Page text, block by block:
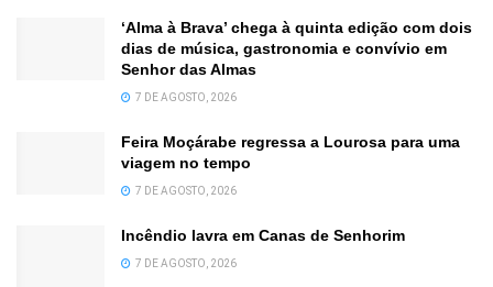
‘Alma à Brava’ chega à quinta edição com dois
dias de música, gastronomia e convívio em
Senhor das Almas
7 DE AGOSTO, 2026
Feira Moçárabe regressa a Lourosa para uma
viagem no tempo
7 DE AGOSTO, 2026
Incêndio lavra em Canas de Senhorim
7 DE AGOSTO, 2026